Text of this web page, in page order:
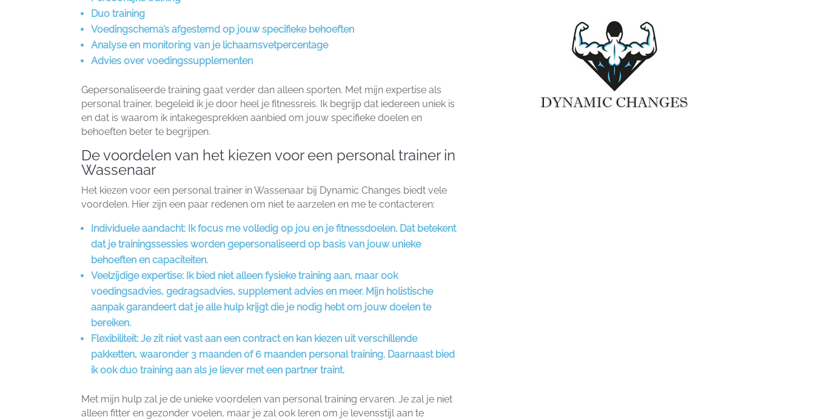
Duo training
Voedingschema’s afgestemd op jouw specifieke behoeften
Analyse en monitoring van je lichaamsvetpercentage
Advies over voedingssupplementen
Gepersonaliseerde training gaat verder dan alleen sporten.​ Met mijn expertise als
personal trainer, begeleid ik je door heel je fitnessreis.​ Ik begrijp dat iedereen uniek is
en dat is waarom ik intakegesprekken aanbied om jouw specifieke doelen en
behoeften beter te begrijpen.​
De voordelen van het kiezen voor een personal trainer in
Wassenaar
Het kiezen voor een personal trainer in Wassenaar bij Dynamic Changes biedt vele
voordelen.​ Hier zijn een paar redenen om niet te aarzelen en me te contacteren:
Individuele aandacht: Ik focus me volledig op jou en je fitnessdoelen.​ Dat betekent
dat je trainingssessies worden gepersonaliseerd op basis van jouw unieke
behoeften en capaciteiten.​
Veelzijdige expertise: Ik bied niet alleen fysieke training aan, maar ook
voedingsadvies, gedragsadvies, supplement advies en meer.​ Mijn holistische
aanpak garandeert dat je alle hulp krijgt die je nodig hebt om jouw doelen te
bereiken.​
Flexibiliteit:Je zit niet vast aan een contract en kan kiezen uit verschillende
pakketten, waaronder 3 maanden of 6 maanden personal training.​ Daarnaast bied
ik ook duo training aan als je liever met een partner traint.​
Met mijn hulp zal je de unieke voordelen van personal training ervaren.​ Je zal je niet
alleen fitter en gezonder voelen, maar je zal ook leren om je levensstijl aan te